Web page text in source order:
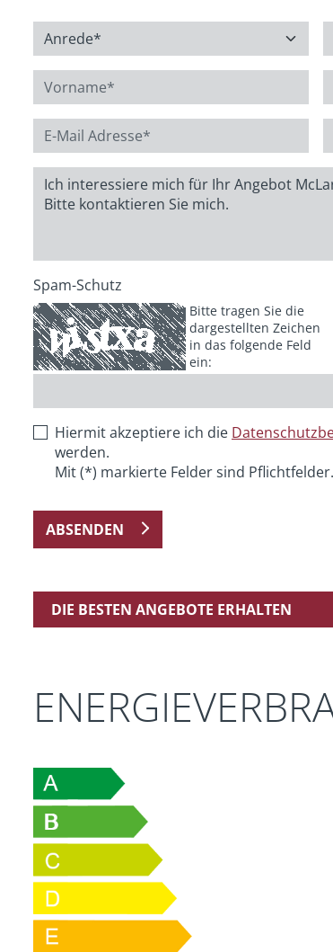
Spam-Schutz
Bitte tragen Sie die
dargestellten Zeichen
in das folgende Feld
ein:
Hiermit akzeptiere ich die
werden.
Mit (*) markierte Felder sind Pflichtfelder.
ABSENDEN
DIE BESTEN ANGEBOTE ERHALTEN